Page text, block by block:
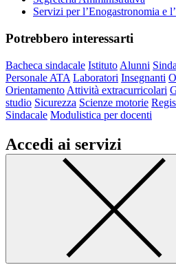
Servizi per l’Enogastronomia e
Potrebbero interessarti
Bacheca sindacale Istituto Alunni
Personale ATA Laboratori Insegnanti
Orientamento Attività extracurricolari
studio Sicurezza Scienze motorie
Sindacale Modulistica per docenti
Accedi ai servizi